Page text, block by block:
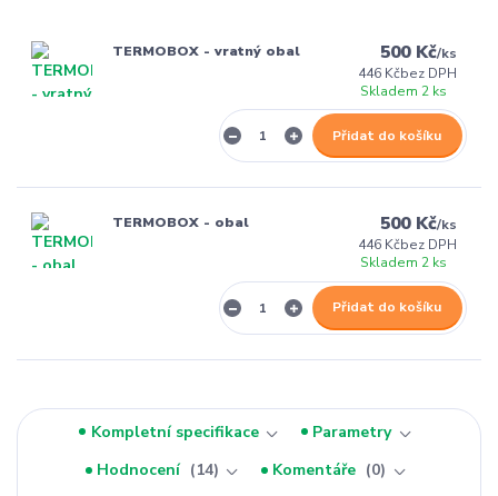
TERMOBOX - vratný obal 500 Kč/ks
446 Kčbez DPH
Skladem 2 ks
Přidat do košíku
TERMOBOX - obal 500 Kč/ks
446 Kčbez DPH
Skladem 2 ks
Přidat do košíku
Kompletní specifikace
Parametry
Hodnocení
14 Komentáře
0